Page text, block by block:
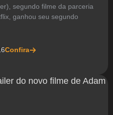
segundo filme da parceria
ganhou seu segundo
Confira